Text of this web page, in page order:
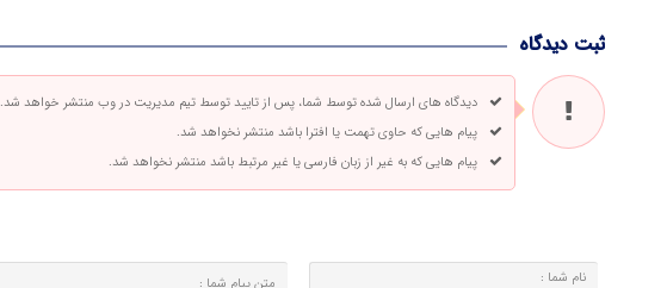
ثبت دیدگاه
دیدگاه های ارسال شده توسط شما، پس از تایید توسط تیم مدیریت در وب منتشر خواهد شد.
پیام هایی که حاوی تهمت یا افترا باشد منتشر نخواهد شد.
پیام هایی که به غیر از زبان فارسی یا غیر مرتبط باشد منتشر نخواهد شد.